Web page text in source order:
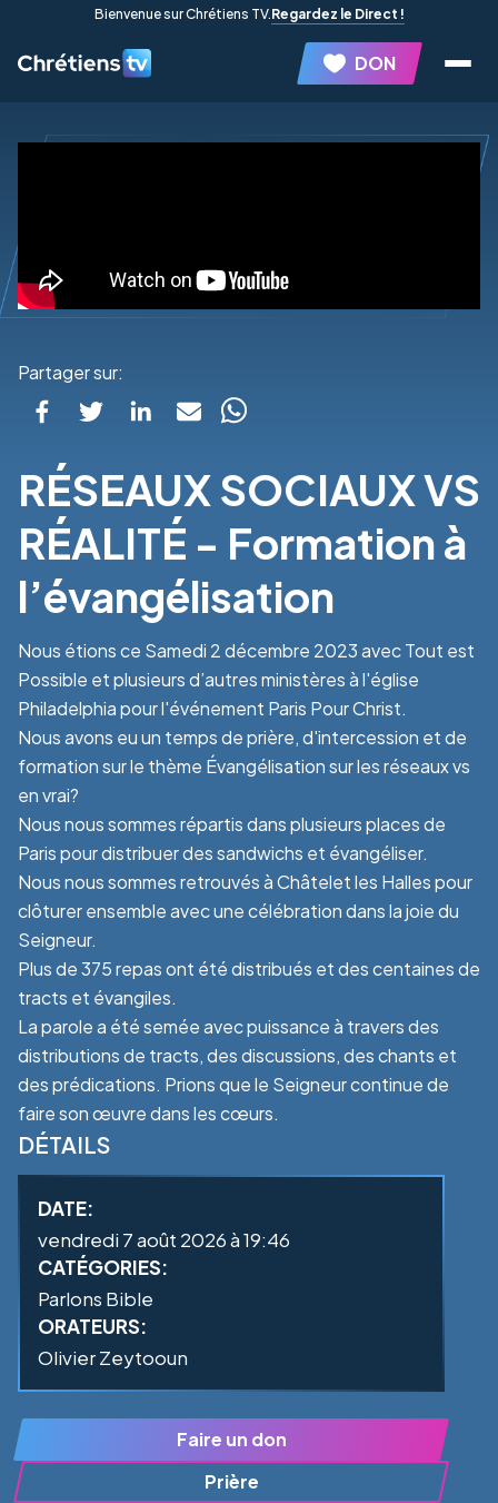
Bienvenue sur Chrétiens TV.Regardez le Direct !
DON
Partager sur:
RÉSEAUX SOCIAUX VS
RÉALITÉ - Formation à
l’évangélisation
Nous étions ce Samedi 2 décembre 2023 avec Tout est
Possible et plusieurs d’autres ministères à l'église
Philadelphia pour l'événement Paris Pour Christ.
Nous avons eu un temps de prière, d'intercession et de
formation sur le thème Évangélisation sur les réseaux vs
en vrai?
Nous nous sommes répartis dans plusieurs places de
Paris pour distribuer des sandwichs et évangéliser.
Nous nous sommes retrouvés à Châtelet les Halles pour
clôturer ensemble avec une célébration dans la joie du
Seigneur.
Plus de 375 repas ont été distribués et des centaines de
tracts et évangiles.
La parole a été semée avec puissance à travers des
distributions de tracts, des discussions, des chants et
des prédications. Prions que le Seigneur continue de
faire son œuvre dans les cœurs.
DÉTAILS
DATE:
vendredi 7 août 2026 à 19:46
CATÉGORIES:
Parlons Bible
ORATEURS:
Olivier Zeytooun
Faire un don
Prière